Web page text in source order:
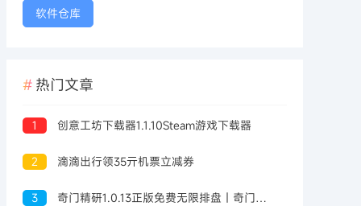
软件仓库
热门文章
1 创意工坊下载器1.1.10Steam游戏下载器
2 滴滴出行领35亓机票立减券
3 奇门精研1.0.13正版免费无限排盘｜奇门预测